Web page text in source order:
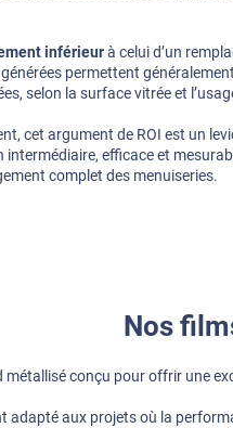
inférieurà celui d’un
permettent
selon la surface vitrée et
cet argument de ROI est un
intermédiaire, efficace et
complet des menuiseries.
Nos
conçu pour offrir une
adapté aux projets où la